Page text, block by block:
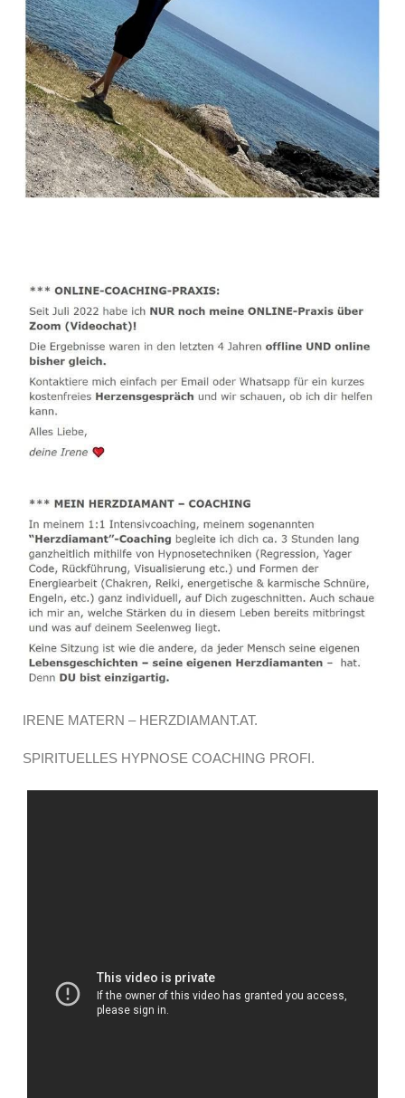
IRENE MATERN – HERZDIAMANT.AT.
SPIRITUELLES HYPNOSE COACHING PROFI.